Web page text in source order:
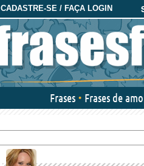
CADASTRE-SE / FAÇA LOGIN
Frases Frases de